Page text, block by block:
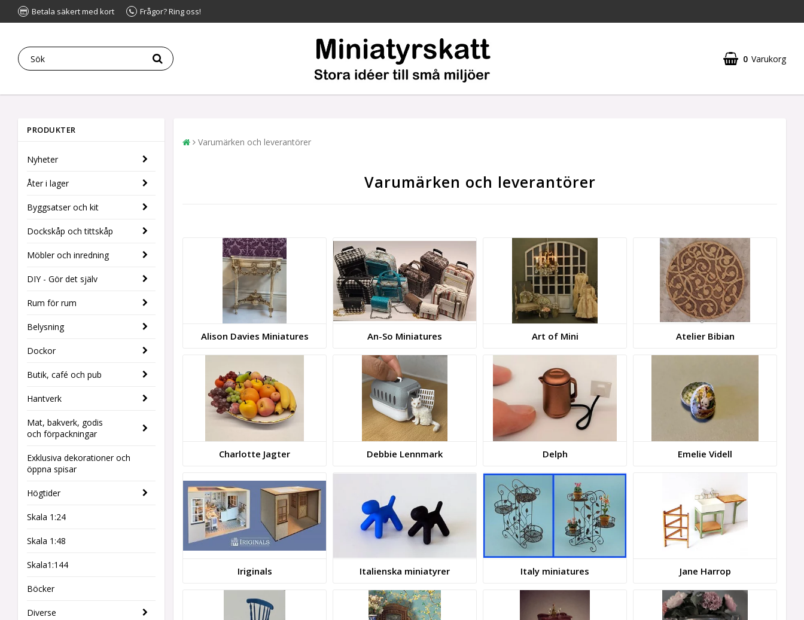
Betala säkert med kort Frågor? Ring oss!
0 Varukorg
Din varukorg är tom
PRODUKTER
Nyheter
Åter i lager
Byggsatser och kit
Dockskåp och tittskåp
Möbler och inredning
DIY - Gör det själv
Rum för rum
Belysning
Dockor
Butik, café och pub
Hantverk
Mat, bakverk, godis
och förpackningar
Exklusiva dekorationer och
öppna spisar
Högtider
Skala 1:24
Skala 1:48
Skala1:144
Böcker
Diverse
Varumärken och leverantörer
Varumärken och leverantörer
Alison Davies Miniatures An-So Miniatures Art of Mini Atelier Bibian
Charlotte Jagter Debbie Lennmark Delph Emelie Videll
Iriginals Italienska miniatyrer Italy miniatures Jane Harrop